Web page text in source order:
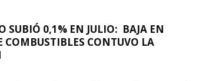
SUBIÓ 0,1% EN JULIO: BAJA EN
COMBUSTIBLES CONTUVO LA